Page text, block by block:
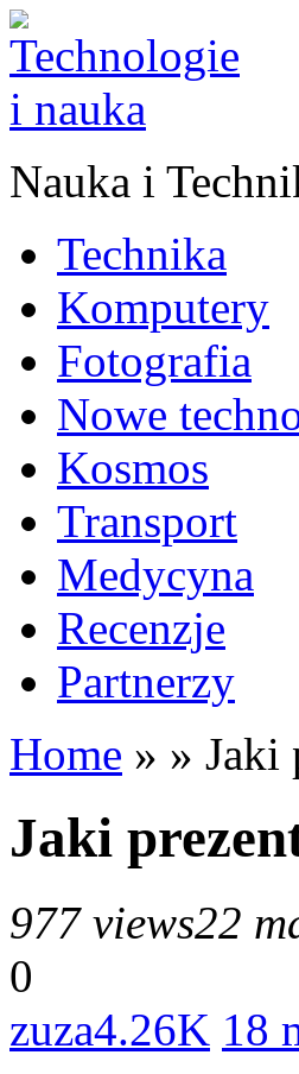
Nauka i
Technika
Komputery
Fotografia
Nowe
Kosmos
Transport
Medycyna
Recenzje
Partnerzy
Home » » Jaki
Jaki
977 views22
0
zuza4.26K 18